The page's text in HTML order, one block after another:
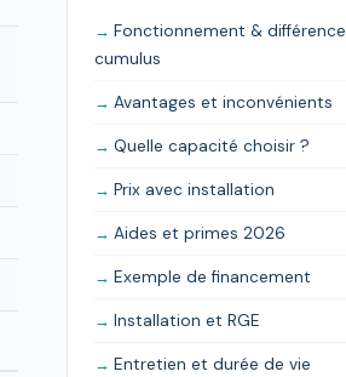
Fonctionnement & différence
cumulus
Avantages et inconvénients
Quelle capacité choisir ?
Prix avec installation
Aides et primes 2026
Exemple de financement
Installation et RGE
Entretien et durée de vie